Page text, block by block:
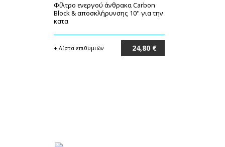
Φίλτρο ενεργού άνθρακα Carbon
Block & αποσκλήρυνσης 10'' για την
κατα
+ Λίστα επιθυμιών 24,80 €